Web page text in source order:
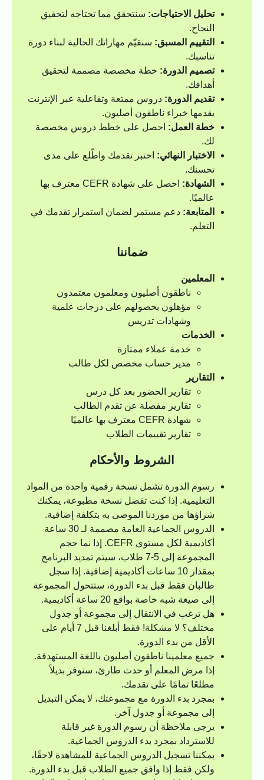
تحليل الاحتياجات: سنتحقق مما تحتاجه لتحقيق
النجاح.
التقييم المسبق: سنقيّم مهاراتك الحالية لبناء دورة
تناسبك.
تصميم الدورة: خطة مخصصة مصممة لتحقيق
أهدافك.
تقديم الدورة: دروس ممتعة وتفاعلية عبر الإنترنت
يقدمها خبراء ناطقون أصليون.
خطة العمل: احصل على خطط دروس مخصصة
لك.
الاختبار النهائي: اختبر تقدمك واطّلع على مدى
تحسنك.
الشهادة:
احصل على شهادة CEFR معترف بها
عالميًا.
المتابعة: دعم مستمر لضمان استمرار تقدمك في
التعلم.
ضماننا
المعلمين
ناطقون أصليون ومعلمون معتمدون
مؤهلون بحصولهم على درجات علمية
وشهادات تدريس
الخدمات
خدمة عملاء ممتازة
مدير حساب مخصص لكل طالب
التقارير
تقارير الحضور بعد كل درس
تقارير مفصلة عن تقدم الطالب
شهادة CEFR معترف بها عالميًا
تقارير تقييمات الطلاب
الشروط والأحكام
رسوم الدورة تشمل نسخة رقمية واحدة من المواد
التعليمية. إذا كنت تفضل نسخة مطبوعة، يمكنك
شراؤها من موردنا الموصى به بتكلفة إضافية.
الدروس الجماعية العامة مصممة لـ 30 ساعة
أكاديمية لكل مستوى CEFR. إذا نما حجم
المجموعة إلى 5-7 طلاب، سيتم تمديد البرنامج
بمقدار 10 ساعات أكاديمية إضافية. إذا سجل
طالبان فقط قبل بدء الدورة، ستتحول المجموعة
إلى صيغة شبه خاصة بواقع 20 ساعة أكاديمية.
هل ترغب في الانتقال إلى مجموعة أو جدول
مختلف؟ لا مشكلة! فقط أبلغنا قبل 7 أيام على
الأقل من بدء الدورة.
جميع معلمينا ناطقون أصليون باللغة المستهدفة.
إذا مرض المعلم أو حدث طارئ، سنوفر بديلاً
مطلعًا تمامًا على تقدمك.
بمجرد بدء الدورة مع مجموعتك، لا يمكن التبديل
إلى مجموعة أو جدول آخر.
يرجى ملاحظة أن رسوم الدورة غير قابلة
للاسترداد بمجرد بدء الدروس الجماعية.
يمكننا تسجيل الدروس الجماعية للمشاهدة لاحقًا،
ولكن فقط إذا وافق جميع الطلاب قبل بدء الدورة.